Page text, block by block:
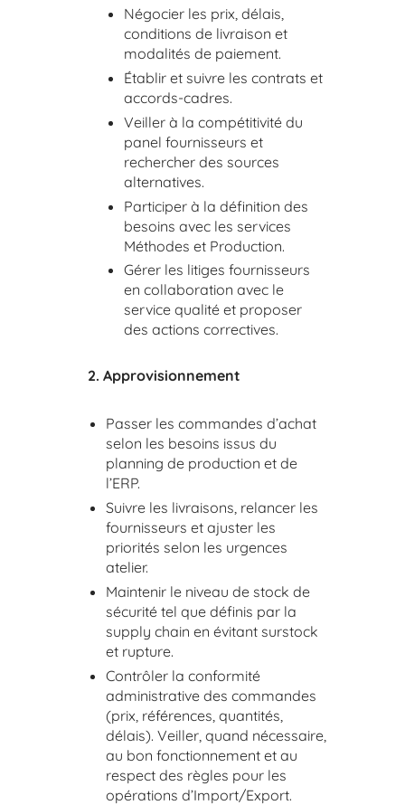
Négocier les prix, délais,
conditions de livraison et
modalités de paiement.
Établir et suivre les contrats et
accords-cadres.
Veiller à la compétitivité du
panel fournisseurs et
rechercher des sources
alternatives.
Participer à la définition des
besoins avec les services
Méthodes et Production.
Gérer les litiges fournisseurs
en collaboration avec le
service qualité et proposer
des actions correctives.
2. Approvisionnement
Passer les commandes d’achat
selon les besoins issus du
planning de production et de
l’ERP.
Suivre les livraisons, relancer les
fournisseurs et ajuster les
priorités selon les urgences
atelier.
Maintenir le niveau de stock de
sécurité tel que définis par la
supply chain en évitant surstock
et rupture.
Contrôler la conformité
administrative des commandes
(prix, références, quantités,
délais). Veiller, quand nécessaire,
au bon fonctionnement et au
respect des règles pour les
opérations d’Import/Export.